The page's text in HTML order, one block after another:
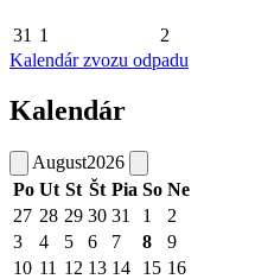
31 1 2
Kalendár zvozu odpadu
Kalendár
August2026
Po Ut St Št Pia So Ne
27 28 29 30 31 1
2
3
4 5 6 7 8
9
10 11 12 13 14 15 16